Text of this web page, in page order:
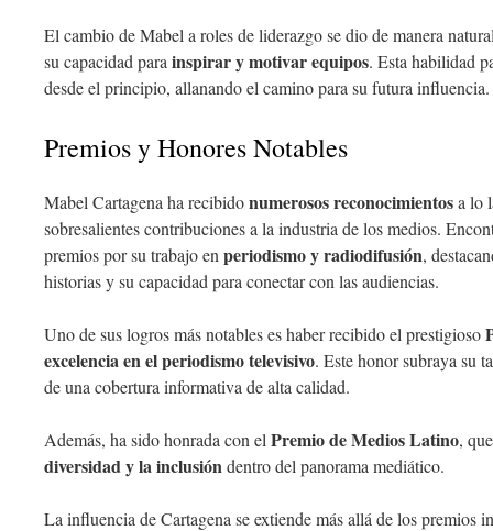
El cambio de Mabel a roles de liderazgo se dio de manera
su capacidad para inspirar y motivar equipos. Esta habilidad
desde el principio, allanando el camino para su futura influencia.
Premios y Honores Notables
Mabel Cartagena ha recibidonumerosos reconocimientosa lo
sobresalientes contribuciones a la industria de los medios.
premios por su trabajo en periodismo y radiodifusión,
historias y su capacidad para conectar con las audiencias.
Uno de sus logros más notables es haber recibido el prestigioso
excelencia en el periodismo televisivo. Este honor subraya su
de una cobertura informativa de alta calidad.
Además, ha sido honrada con el Premio de Medios Latino,
diversidad y la inclusióndentro del panorama mediático.
La influencia de Cartagena se extiende más allá de los premios